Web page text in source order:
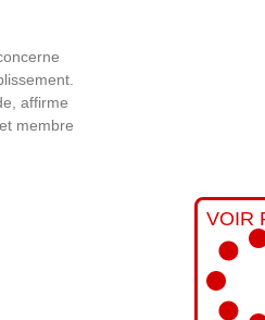
affirme
membre
VOIR